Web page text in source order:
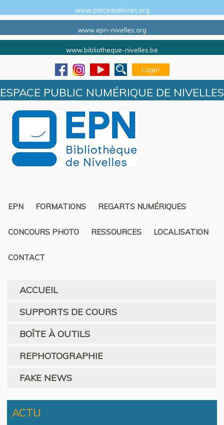
www.placeauxlivres.org
www.epn-nivelles.org
www.bibliotheque-nivelles.be
ESPACE PUBLIC NUMÉRIQUE DE NIVELLES
EPN FORMATIONS REGARTS NUMÉRIQUES
CONCOURS PHOTO RESSOURCES LOCALISATION
CONTACT
ACCUEIL
SUPPORTS DE COURS
BOÎTE À OUTILS
REPHOTOGRAPHIE
FAKE NEWS
ACTU